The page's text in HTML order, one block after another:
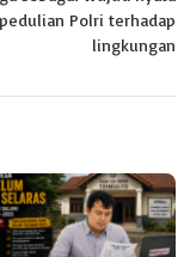
Polri terhadap
lingkungan